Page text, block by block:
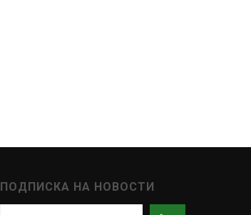
ПОДПИСКА НА НОВОСТИ